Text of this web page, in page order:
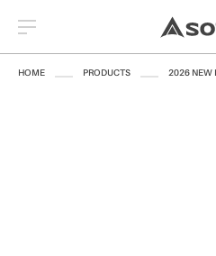
HOME PRODUCTS 2026 NEW